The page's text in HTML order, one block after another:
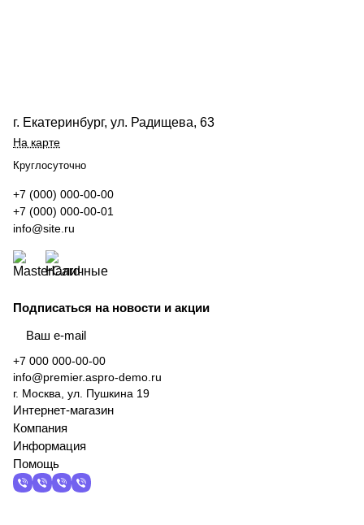
г. Екатеринбург, ул. Радищева, 63
На карте
Круглосуточно
+7 (000) 000-00-00
+7 (000) 000-00-01
info@site.ru
Подписаться на новости и акции
+7 000 000-00-00
info@premier.aspro-demo.ru
г. Москва, ул. Пушкина 19
Интернет-магазин
Компания
Информация
Помощь